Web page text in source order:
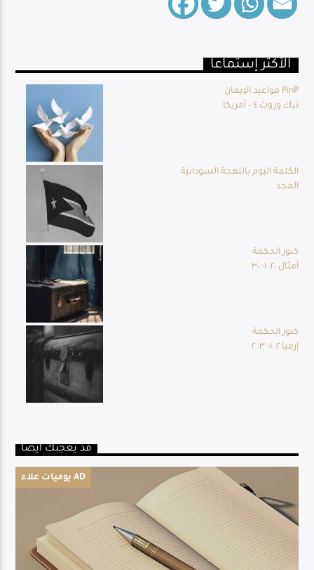
الأكثر إستماعا
مواعيد الإيمان PinP
نيك وروث ٤ – أمريكا
الكلمة اليوم باللهجة السودانية
المجد
كنوز الحكمة
أمثال ٢٠: ١- ٣٠
كنوز الحكمة
إرميا ٢: ١- ٣: ٢
قد يعجبك أيضا
يوميات علاء AD